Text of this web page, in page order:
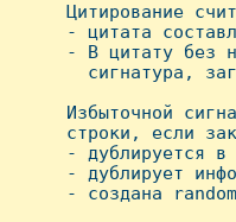
Цитирование
- цитата
- В цитату без
сигнатура,
Избыточной
строки, если
- дублируется в
- дублирует
- создана